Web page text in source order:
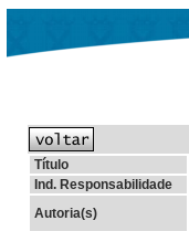
Título
Ind. Responsabilidade
Autoria(s)